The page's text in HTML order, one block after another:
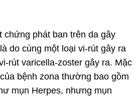
chứng phát ban trên da gây
do cùng một loại vi-rút gây ra
rút varicella-zoster gây ra. Mặc
bệnh zona thường bao gồm
mụn Herpes, nhưng mụn